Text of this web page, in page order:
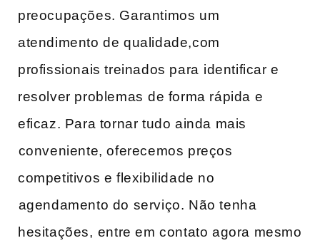
preocupações. Garantimos um
atendimento de qualidade,com
profissionais treinados para⁢ identificar e
resolver problemas ⁢de forma rápida⁤ e
eficaz. Para ​tornar tudo ainda mais
⁣conveniente, oferecemos preços
competitivos ‌e flexibilidade no
⁤agendamento do serviço. Não tenha⁢
hesitações, ⁤entre em contato agora‍ mesmo